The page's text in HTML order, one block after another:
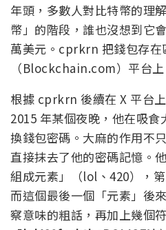
年頭，多數人對比特幣的理
幣」的階段，誰也沒想到它
萬美元。cprkrn 把錢包存在
（Blockchain.com）平台
根據 cprkrn 後續在 X 平台
2015 年某個夜晚，他在吸
換錢包密碼。大麻的作用不
直接抹去了他的密碼記憶。
組成元素」（lol、420），
而這個最後一個「元素」後
察意味的粗話，再加上幾個